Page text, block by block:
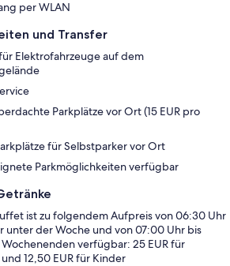
per WLAN
und Transfer
Elektrofahrzeuge auf dem
Parkplätze vor Ort (15 EUR pro
für Selbstparker vor Ort
Parkmöglichkeiten verfügbar
ist zu folgendem Aufpreis von 06:30 Uhr
unter der Woche und von 07:00 Uhr bis
Wochenenden verfügbar: 25 EUR für
12,50 EUR für Kinder